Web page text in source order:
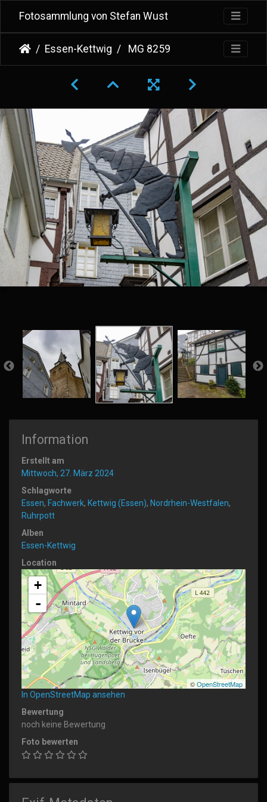
Fotosammlung von Stefan Wust
Essen-Kettwig MG 8259
Information
Erstellt am
Mittwoch, 27. März 2024
Schlagworte
Essen, Fachwerk, Kettwig (Essen), Nordrhein-Westfalen,
Ruhrpott
Alben
Essen-Kettwig
Location
+
-
©OpenStreetMap
In OpenStreetMap ansehen
Bewertung
noch keine Bewertung
Foto bewerten